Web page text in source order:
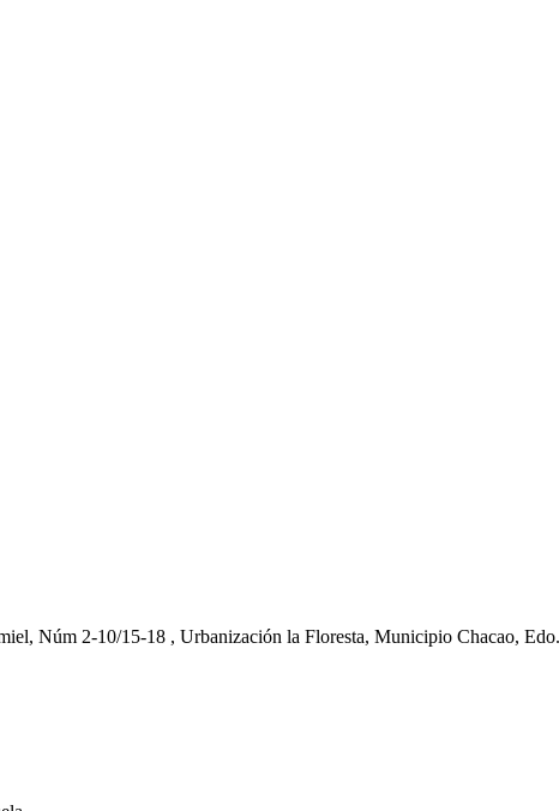
Núm 2-10/15-18 , Urbanización la Floresta, Municipio Chacao,